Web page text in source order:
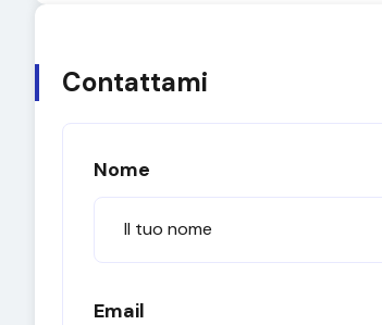
Contattami
Nome
Email